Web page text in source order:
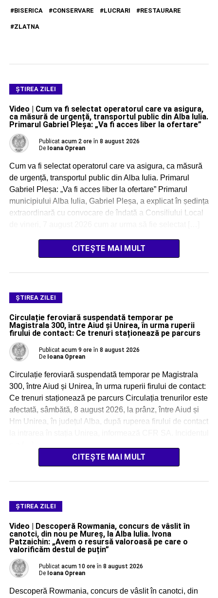
BISERICA
CONSERVARE LUCRARI RESTAURARE
ZLATNA
ŞTIREA ZILEI
Video | Cum va fi selectat operatorul care va asigura,
ca măsură de urgență, transportul public din Alba Iulia.
Primarul Gabriel Pleșa: „Va fi acces liber la ofertare”
Publicat acum 2 ore în 8 august 2026
De Ioana Oprean
Cum va fi selectat operatorul care va asigura, ca măsură
de urgență, transportul public din Alba Iulia. Primarul
Gabriel Pleșa: „Va fi acces liber la ofertare” Primarul
municipiului Alba Iulia, Gabriel Pleșa, a explicat în ședința
extraordinară cu convocare de îndată a Consiliului Local
CITEȘTE MAI MULT
ŞTIREA ZILEI
Circulație feroviară suspendată temporar pe
Magistrala 300, între Aiud și Unirea, în urma ruperii
firului de contact: Ce trenuri staționează pe parcurs
Publicat acum 9 ore în 8 august 2026
De Ioana Oprean
Circulație feroviară suspendată temporar pe Magistrala
300, între Aiud și Unirea, în urma ruperii firului de contact:
Ce trenuri staționează pe parcurs Circulația trenurilor este
afectată, sâmbătă, 8 august 2026, la prânz, între Aiud și
Hm Unirea, în județul Alba, după ruperea firului de contact
CITEȘTE MAI MULT
ŞTIREA ZILEI
Video | Descoperă Rowmania, concurs de vâslit în
canotci, din nou pe Mureș, la Alba Iulia. Ivona
Patzaichin: „Avem o resursă valoroasă pe care o
valorificăm destul de puțin”
Publicat acum 10 ore în 8 august 2026
De Ioana Oprean
Descoperă Rowmania, concurs de vâslit în canotci, din